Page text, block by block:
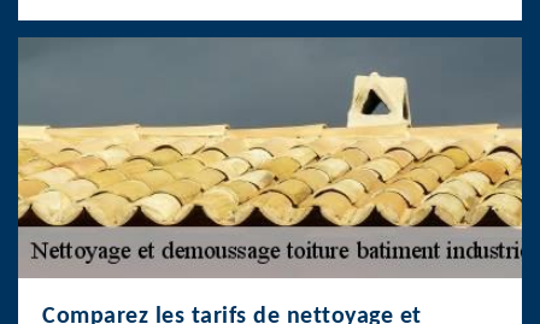
Comparez les tarifs de nettoyage et